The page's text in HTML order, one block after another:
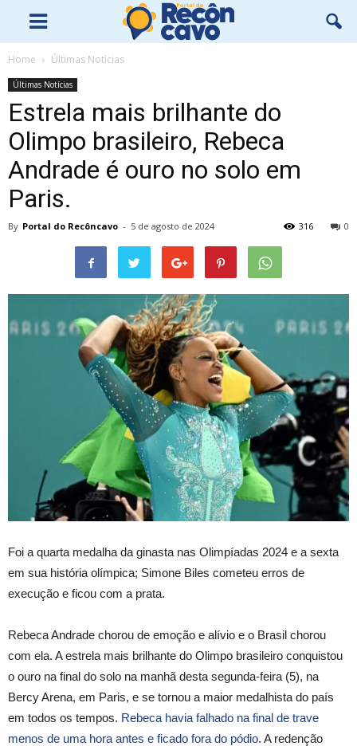
Home Últimas Notícias
Últimas Notícias
Estrela mais brilhante do
Olimpo brasileiro, Rebeca
Andrade é ouro no solo em
Paris.
By Portal do Recôncavo - 5 de agosto de 2024 0
316
Foi a quarta medalha da ginasta nas Olimpíadas 2024 e a sexta
em sua história olímpica; Simone Biles cometeu erros de
execução e ficou com a prata.
Rebeca Andrade chorou de emoção e alívio e o Brasil chorou
com ela. A estrela mais brilhante do Olimpo brasileiro conquistou
o ouro na final do solo na manhã desta segunda-feira (5), na
Bercy Arena, em Paris, e se tornou a maior medalhista do país
em todos os tempos. Rebeca havia falhado na final de trave
menos de uma hora antes e ficado fora do pódio. A redenção